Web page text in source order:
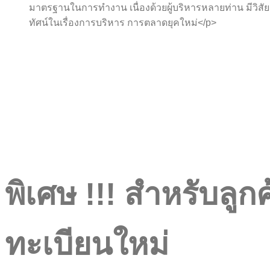
มาตรฐานในการทำงาน เนื่องด้วยผู้บริหารหลายท่าน มีวิสัย
ทัศน์ในเรื่องการบริหาร การตลาดยุคใหม่</p>
พิเศษ !!! สำหรับลูก
ทะเบียนใหม่